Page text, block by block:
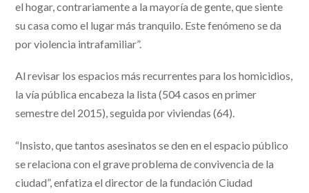
el hogar, contrariamente a la mayoría de gente, que siente
su casa como el lugar más tranquilo. Este fenómeno se da
por violencia intrafamiliar”.
Al revisar los espacios más recurrentes para los homicidios,
la vía pública encabeza la lista (504 casos en primer
semestre del 2015), seguida por viviendas (64).
“Insisto, que tantos asesinatos se den en el espacio público
se relaciona con el grave problema de convivencia de la
ciudad”, enfatiza el director de la fundación Ciudad